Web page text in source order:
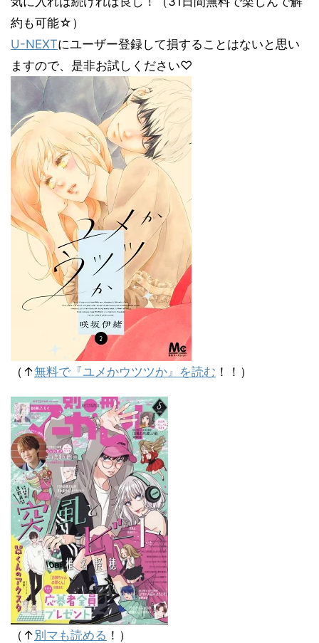
約も可能☆）
U-NEXTにユーザー登録して損することはないと思い
ますので、是非お試しください♡
（↑無料で『ユメかウツツか』を読む ！！）
（↑ 別マも読める ！）